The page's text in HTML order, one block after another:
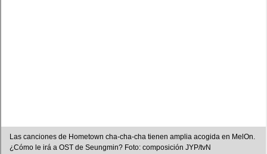
Las canciones de Hometown cha-cha-cha tienen amplia acogida en MelOn.
¿Cómo le irá a OST de Seungmin? Foto: composición JYP/tvN